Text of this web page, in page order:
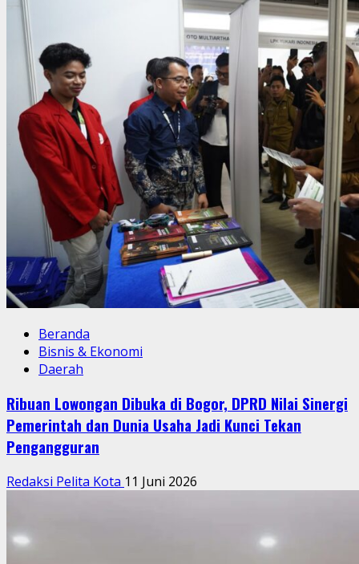
Beranda
Bisnis & Ekonomi
Daerah
Ribuan Lowongan Dibuka di Bogor, DPRD Nilai Sinergi
Pemerintah dan Dunia Usaha Jadi Kunci Tekan
Pengangguran
Redaksi Pelita Kota 11 Juni 2026